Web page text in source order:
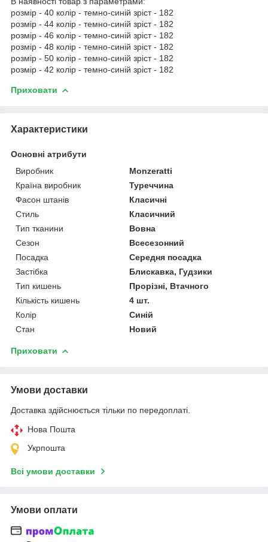
розмір - 40 колір - темно-синій зріст - 182
розмір - 44 колір - темно-синій зріст - 182
розмір - 46 колір - темно-синій зріст - 182
розмір - 48 колір - темно-синій зріст - 182
розмір - 50 колір - темно-синій зріст - 182
розмір - 42 колір - темно-синій зріст - 182
Приховати
Характеристики
Основні атрибути
Виробник
Monzeratti
Країна виробник
Туреччина
Фасон штанів
Класичні
Стиль
Класичний
Тип тканини
Вовна
Сезон
Всесезонний
Посадка
Середня посадка
Застібка
Блискавка, Гудзики
Тип кишень
Прорізні, Втачного
Кількість кишень
4 шт.
Колір
Синій
Стан
Новий
Приховати
Умови доставки
Доставка здійснюється тільки по передоплаті.
Нова Пошта
Укрпошта
Всі умови доставки
Умови оплати